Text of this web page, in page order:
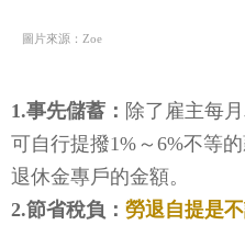
圖片來源：Zoe
1.事先儲蓄： 除了雇主每
可自行提撥1%～6%不等
退休金專戶的金額。
2.節省稅負： 勞退自提是